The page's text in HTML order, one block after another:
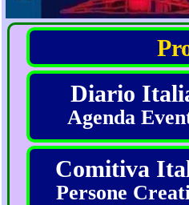
Diario
Agenda
Comitiva
Persone